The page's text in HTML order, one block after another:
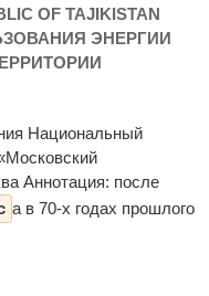
OF TAJIKISTAN
ЭНЕРГИИ
Национальный
Аннотация: после
а в 70-х годах прошлого